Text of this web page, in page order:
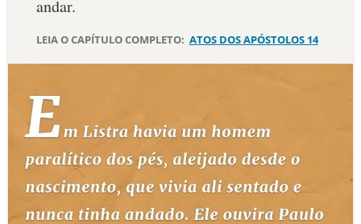
ESBOÇOS DE PREGAÇÃO
PERGUNTE À BÍBLIA
TERMO BÍBLICO JOGOS
QUEM SOMOS
LOJA BÍBLIAON
andar.
LEIA O CAPÍTULO COMPLETO: ATOS DOS APÓSTOLOS 14